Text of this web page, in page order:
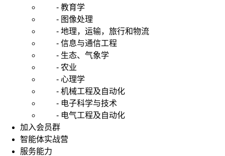
- 教育学
- 图像处理
- 地理，运输，旅行和物流
- 信息与通信工程
- 生态、气象学
- 农业
- 心理学
- 机械工程及自动化
- 电子科学与技术
- 电气工程及自动化
加入会员群
智能体实战营
服务能力